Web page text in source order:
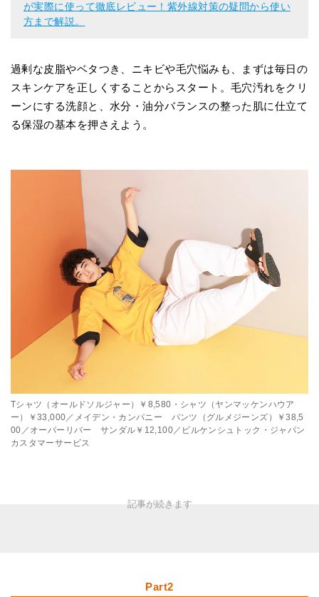
が実際に使って徹底レビュー！紫外線対策の疑問から使い
方まで解説。
過剰な皮脂やベタつき、ニキビや毛穴悩みも、まずは毎日の
スキンケアを正しくすることからスタート。毛穴汚れをクリ
ーンにする洗顔と、水分・油分バランスの整った肌に仕立て
る保湿の基本を押さえよう。
Tシャツ（オールドソルジャー）￥8,580・シャツ（ヤンマッケンハウア
ー）￥33,000／メイデン・カンパニー パンツ（グルメジーンズ）￥38,5
00／オーバーリバー サンダル￥12,100／ビルケンシュトック・ジャパン
カスタマーサービス
Part2